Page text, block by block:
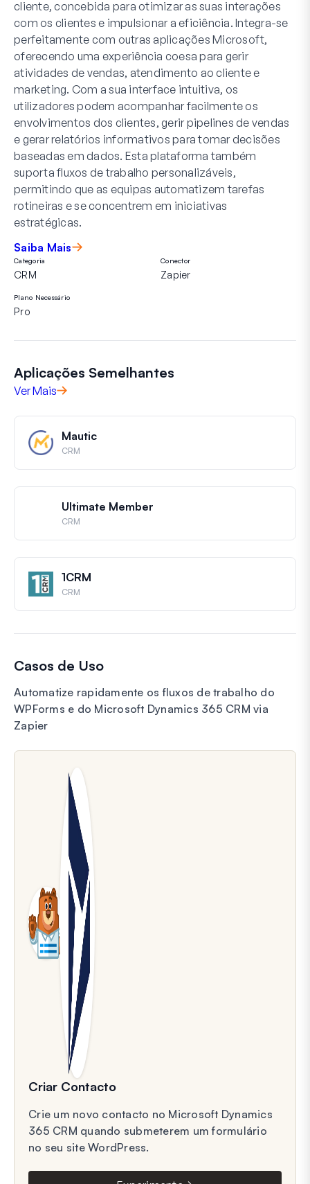
cliente, concebida para otimizar as suas interações
com os clientes e impulsionar a eficiência. Integra-se
perfeitamente com outras aplicações Microsoft,
oferecendo uma experiência coesa para gerir
atividades de vendas, atendimento ao cliente e
marketing. Com a sua interface intuitiva, os
utilizadores podem acompanhar facilmente os
envolvimentos dos clientes, gerir pipelines de vendas
e gerar relatórios informativos para tomar decisões
baseadas em dados. Esta plataforma também
suporta fluxos de trabalho personalizáveis,
permitindo que as equipas automatizem tarefas
rotineiras e se concentrem em iniciativas
estratégicas.
Saiba Mais
Categoria
CRM
Conector
Zapier
Plano Necessário
Pro
Aplicações Semelhantes
Ver Mais
Mautic
CRM
Ultimate Member
CRM
1CRM
CRM
Casos de Uso
Automatize rapidamente os fluxos de trabalho do
WPForms e do Microsoft Dynamics 365 CRM via
Zapier
Criar Contacto
Crie um novo contacto no Microsoft Dynamics
365 CRM quando submeterem um formulário
no seu site WordPress.